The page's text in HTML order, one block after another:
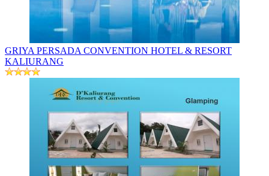
GRIYA PERSADA CONVENTION HOTEL & RESORT
KALIURANG